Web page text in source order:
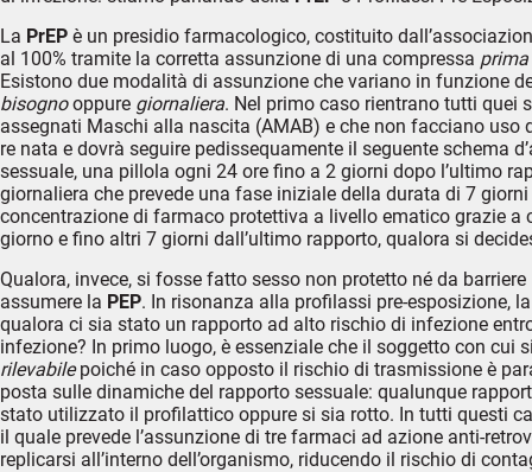
La PrEP è un presidio farmacologico, costituito
al 100% tramite la corretta assunzione di una compressa prima
Esistono due modalità di assunzione che variano in funzione
bisognooppure giornaliera. Nel primo caso rientrano tutti quei
assegnati Maschi alla nascita (AMAB) e che non facciano
re nata e dovrà seguire pedissequamente il seguente schema
sessuale, una pillola ogni 24 ore fino a 2 giorni dopo l’ultimo
giornaliera che prevede una fase iniziale della durata di 7
concentrazione di farmaco protettiva a livello ematico grazie
giorno e fino altri 7 giorni dall’ultimo rapporto, qualora si
Qualora, invece, si fosse fatto sesso non protetto né da
assumere la PEP. In risonanza alla profilassi pre-esposizione,
qualora ci sia stato un rapporto ad alto rischio di infezione
infezione? In primo luogo, è essenziale che il soggetto con cui
rilevabilepoiché in caso opposto il rischio di trasmissione è
posta sulle dinamiche del rapporto sessuale: qualunque
stato utilizzato il profilattico oppure si sia rotto. In tutti questi
il quale prevede l’assunzione di tre farmaci ad azione anti-
replicarsi all’interno dell’organismo, riducendo il rischio di